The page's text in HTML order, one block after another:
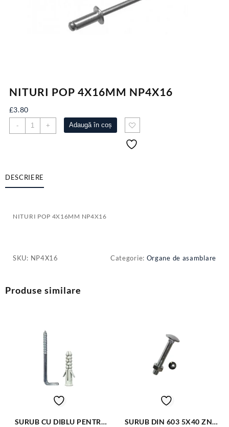
NITURI POP 4X16MM NP4X16
£3.80
-
Cantitate
NITURI
+ Adaugă în coș
DESCRIERE
NITURI POP 4X16MM NP4X16
SKU: NP4X16 Categorie: Organe de asamblare
Produse similare
SURUB CU DIBLU PENTRU
SURUB DIN 603 5X40 ZN